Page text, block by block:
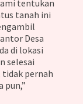
tentukan
tanah ini
Desa
di lokasi
selesai
tidak pernah
pun,”